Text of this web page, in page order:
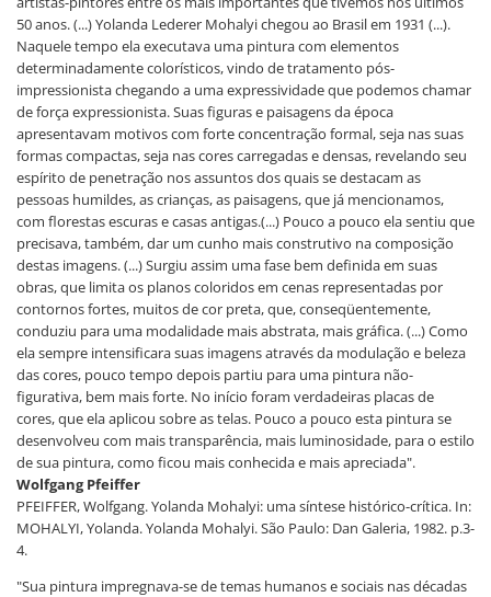
50 anos. (...) Yolanda Lederer Mohalyi chegou ao Brasil em 1931 (...).
Naquele tempo ela executava uma pintura com elementos
determinadamente colorísticos, vindo de tratamento pós-
impressionista chegando a uma expressividade que podemos chamar
de força expressionista. Suas figuras e paisagens da época
apresentavam motivos com forte concentração formal, seja nas suas
formas compactas, seja nas cores carregadas e densas, revelando seu
espírito de penetração nos assuntos dos quais se destacam as
pessoas humildes, as crianças, as paisagens, que já mencionamos,
com florestas escuras e casas antigas.(...) Pouco a pouco ela sentiu que
precisava, também, dar um cunho mais construtivo na composição
destas imagens. (...) Surgiu assim uma fase bem definida em suas
obras, que limita os planos coloridos em cenas representadas por
contornos fortes, muitos de cor preta, que, conseqüentemente,
conduziu para uma modalidade mais abstrata, mais gráfica. (...) Como
ela sempre intensificara suas imagens através da modulação e beleza
das cores, pouco tempo depois partiu para uma pintura não-
figurativa, bem mais forte. No início foram verdadeiras placas de
cores, que ela aplicou sobre as telas. Pouco a pouco esta pintura se
desenvolveu com mais transparência, mais luminosidade, para o estilo
de sua pintura, como ficou mais conhecida e mais apreciada".
Wolfgang Pfeiffer
PFEIFFER, Wolfgang. Yolanda Mohalyi: uma síntese histórico-crítica. In:
MOHALYI, Yolanda. Yolanda Mohalyi. São Paulo: Dan Galeria, 1982. p.3-
4.
"Sua pintura impregnava-se de temas humanos e sociais nas décadas